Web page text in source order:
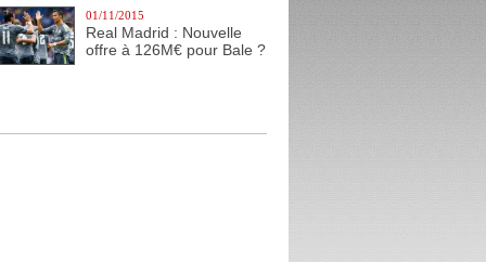
01/11/2015
Real Madrid : Nouvelle
offre à 126M€ pour Bale ?